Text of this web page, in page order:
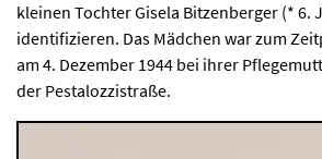
kleinen Tochter Gisela Bitzenberger (* 6.
identifizieren. Das Mädchen war zum
am 4. Dezember 1944 bei ihrer
der Pestalozzistraße.